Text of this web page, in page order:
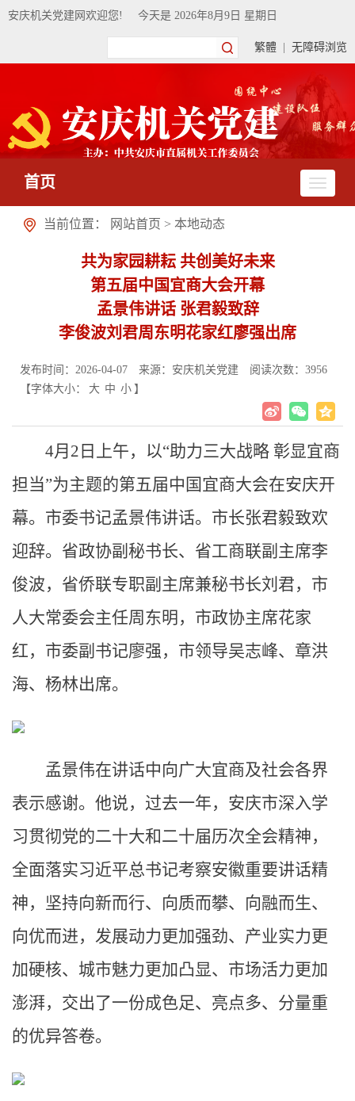
安庆机关党建网欢迎您! 今天是 2026年8月9日 星期日
繁體 无障碍浏览
首页
当前位置： 网站首页 > 本地动态
共为家园耕耘 共创美好未来
第五届中国宜商大会开幕
孟景伟讲话 张君毅致辞
李俊波刘君周东明花家红廖强出席
发布时间：2026-04-07 来源：安庆机关党建 阅读次数： 3956
【字体大小：
大 中 小 】
4月2日上午，以“助力三大战略 彰显宜商
担当”为主题的第五届中国宜商大会在安庆开
幕。市委书记孟景伟讲话。市长张君毅致欢
迎辞。省政协副秘书长、省工商联副主席李
俊波，省侨联专职副主席兼秘书长刘君，市
人大常委会主任周东明，市政协主席花家
红，市委副书记廖强，市领导吴志峰、章洪
海、杨林出席。
孟景伟在讲话中向广大宜商及社会各界
表示感谢。他说，过去一年，安庆市深入学
习贯彻党的二十大和二十届历次全会精神，
全面落实习近平总书记考察安徽重要讲话精
神，坚持向新而行、向质而攀、向融而生、
向优而进，发展动力更加强劲、产业实力更
加硬核、城市魅力更加凸显、市场活力更加
澎湃，交出了一份成色足、亮点多、分量重
的优异答卷。